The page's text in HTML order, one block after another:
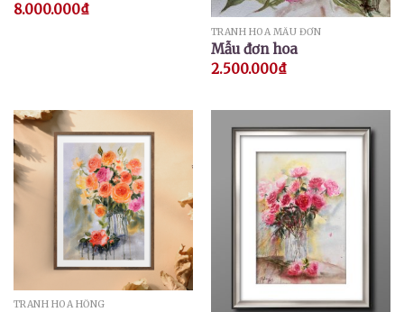
8.000.000₫
TRANH HOA MẪU ĐƠN
Mẫu đơn hoa
2.500.000₫
TRANH HOA HỒNG